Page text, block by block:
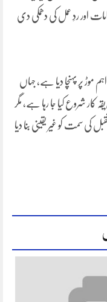
اور ردِ عمل کی دھمکی دی
موڑ پر پہنچا دیا ہے، جہاں
شروع کیا جا رہا ہے، مگر
کی سمت کو غیر یقینی بنا دیا